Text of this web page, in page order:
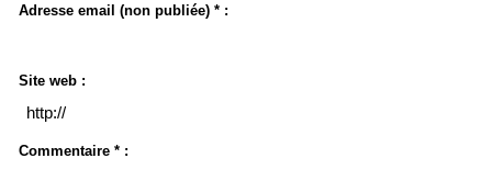
Adresse email (non publiée) * :
Site web :
Commentaire * :